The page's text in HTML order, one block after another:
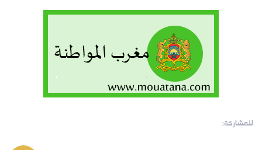
للمشاركة: